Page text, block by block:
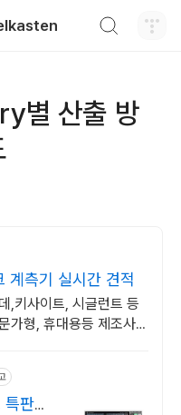
별 산출 방
계측기 실시간 견적
,키사이트, 시글런트 등
가형, 휴대용등 제조사
특판